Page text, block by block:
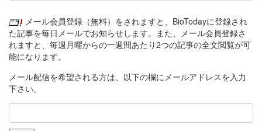
メール会員登録（無料）をされますと、BioTodayに登録され
た記事を毎日メールでお知らせします。また、メール会員登録さ
れますと、毎週月曜からの一週間あたり2つの記事の全文閲覧が可
能になります。
メール配信を希望される方は、以下の欄にメールアドレスを入力
下さい。